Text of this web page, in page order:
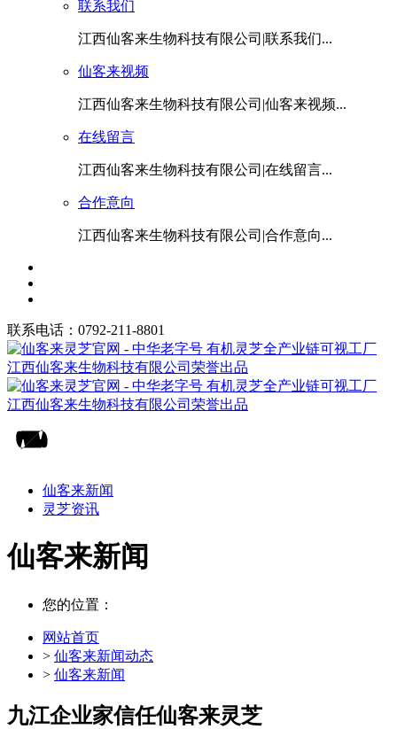
联系我们
江西仙客来生物科技有限公司|联系我们...
仙客来视频
江西仙客来生物科技有限公司|仙客来视频...
在线留言
江西仙客来生物科技有限公司|在线留言...
合作意向
江西仙客来生物科技有限公司|合作意向...
联系电话：0792-211-8801
仙客来新闻
灵芝资讯
仙客来新闻
您的位置：
网站首页
> 仙客来新闻动态
> 仙客来新闻
九江企业家信任仙客来灵芝